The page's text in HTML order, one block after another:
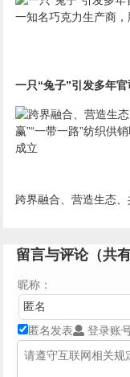
一只“兔子”引发多年
知名巧克力生产商，
跨界融合、营造生态
成立
留言与评论（共
昵称：
匿名发表 登录账